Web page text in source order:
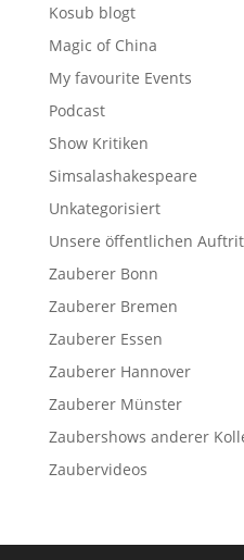
Kosub blogt
Magic of China
My favourite Events
Podcast
Show Kritiken
Simsalashakespeare
Unkategorisiert
Unsere öffentlichen
Zauberer Bonn
Zauberer Bremen
Zauberer Essen
Zauberer Hannover
Zauberer Münster
Zaubershows anderer
Zaubervideos